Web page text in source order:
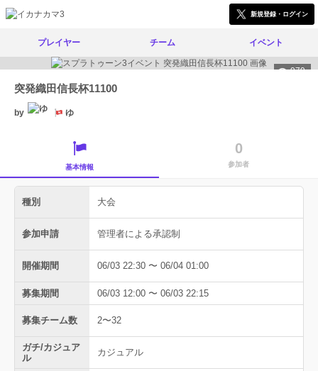
新規登録・ログイン
プレイヤー チーム イベント
979
突発織田信長杯11100
by ゆ
基本情報
0
参加者
種別 大会
参加申請 管理者による承認制
開催期間 06/03 22:30 〜 06/04 01:00
募集期間 06/03 12:00 〜 06/03 22:15
募集チーム数 2〜32
ガチ/カジュア
ル
カジュアル